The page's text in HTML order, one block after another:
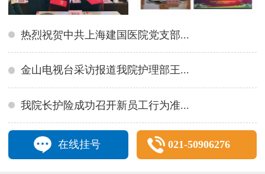
热烈祝贺中共上海建国医院党支部...
金山电视台采访报道我院护理部王...
我院长护险成功召开新员工行为准...
在线挂号 021-50906276